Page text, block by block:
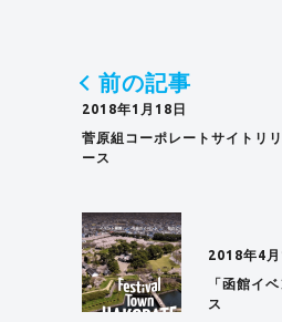
前の記事
2018年1月18日
菅原組コーポレートサイトリリ
ース
2018年4
「函館イ
ス